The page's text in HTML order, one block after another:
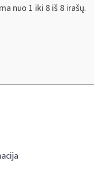
nuo 1 iki 8 iš 8 irašų.